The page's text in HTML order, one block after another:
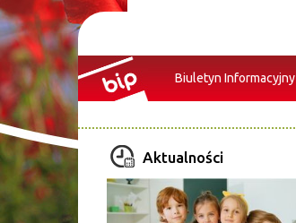
Biuletyn Informacyjny
Aktualności